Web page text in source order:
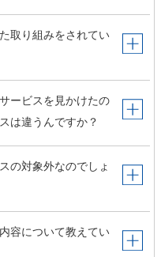
取り組みをされてい
ービスを見かけたの
は違うんですか？
の対象外なのでしょ
容について教えてい